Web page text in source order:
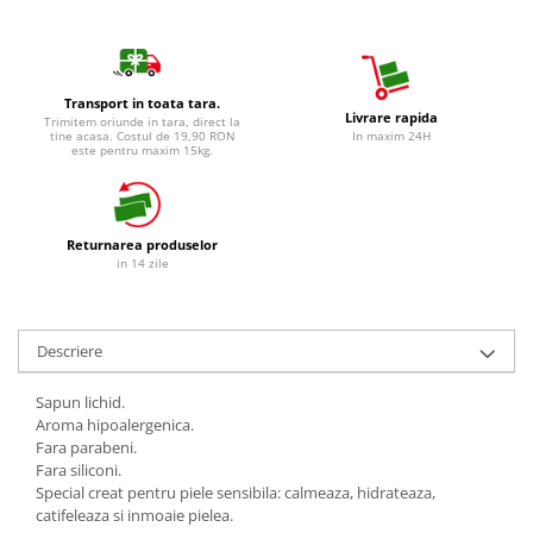
Detergent Vase Manual
Sare Masina De Spalat
Folie Si Pungi Alimentare
Lavete Si Bureti
Curatenie Bucatarie
Pungi Ambalare / Saci Menajeri
Vase Si Accesorii
Igiena si Dezinfectie
Cif Spray Baie
Detartrant WC
Dezinfectant Baie
Dezinfectant Bucatarie
Dezinfectant Sano
Domestos Verde
Transport in toata tara.
Trimitem oriunde in tara, direct la
tine acasa. Costul de 19,90 RON
este pentru maxim 15kg.
Livrare rapida
In maxim 24H
Returnarea produselor
in 14 zile
Descriere
Sapun lichid.
Aroma hipoalergenica.
Fara parabeni.
Fara siliconi.
Special creat pentru piele sensibila: calmeaza, hidrateaza,
catifeleaza si inmoaie pielea.